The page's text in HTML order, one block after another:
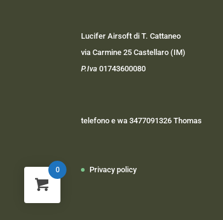
Lucifer Airsoft di T. Cattaneo
via Carmine 25 Castellaro (IM)
P.Iva01743600080
telefono e wa 3477091326 Thomas
Privacy policy
0